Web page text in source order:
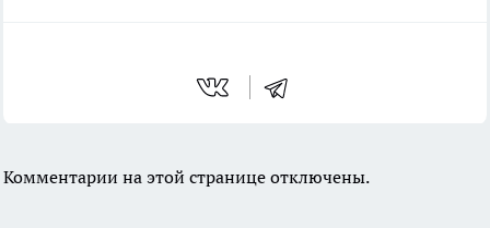
Комментарии на этой странице отключены.